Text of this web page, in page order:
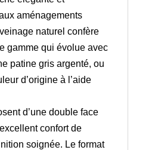
aménagements
naturel confère
gamme qui évolue avec
patine gris argenté, ou
d’origine à l’aide
d’une double face
confort de
soignée. Le format